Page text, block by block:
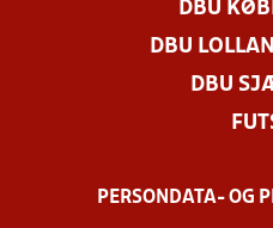
DBU
DBU
DBU
PERSONDATA- OG